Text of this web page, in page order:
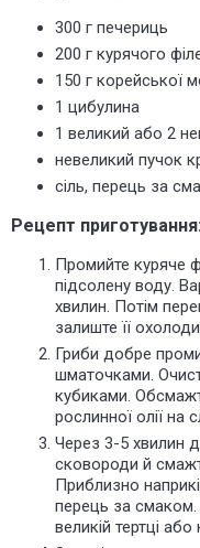
300 г печериць
200 г курячого
150 г корейської
1 цибулина
1 великий або 2
невеликий пучок
сіль, перець за
Рецепт приготування:
Промийте куряче
підсолену воду.
хвилин. Потім
залиште її
Гриби добре
шматочками.
кубиками.
рослинної олії на
Через 3-5 хвилин
сковороди й
Приблизно
перець за смаком.
великій тертці